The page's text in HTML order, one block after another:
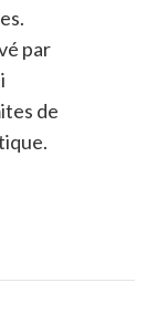
par
de